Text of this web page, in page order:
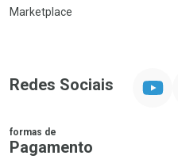
Marketplace
Redes Sociais
formas de
Pagamento